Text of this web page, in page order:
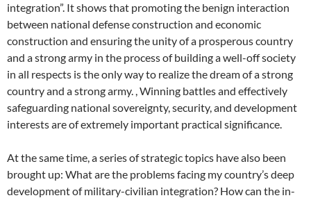
integration”. It shows that promoting the benign interaction
between national defense construction and economic
construction and ensuring the unity of a prosperous country
and a strong army in the process of building a well-off society
in all respects is the only way to realize the dream of a strong
country and a strong army. , Winning battles and effectively
safeguarding national sovereignty, security, and development
interests are of extremely important practical significance.
At the same time, a series of strategic topics have also been
brought up: What are the problems facing my country’s deep
development of military-civilian integration? How can the in-